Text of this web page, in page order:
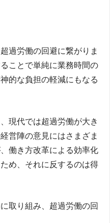
過労働の回避に繋がりま
ことで単純に業務時間の
的な負担の軽減にもなる
現代では超過労働が大き
営陣の意見にはさまざま
働き方改革による効率化
め、それに反するのは得
取り組み、超過労働の回